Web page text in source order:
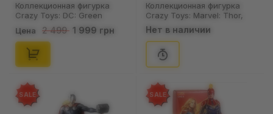
Коллекционная фигурка
Crazy Toys: DC: Green
Lantern, (44350)
Цена 2 499 1 999 грн
Коллекционная фигурка
Crazy Toys: Marvel: Thor,
(44400)
Нет в наличии
SALE SALE